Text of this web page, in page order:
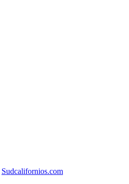
Sudcalifornios.com